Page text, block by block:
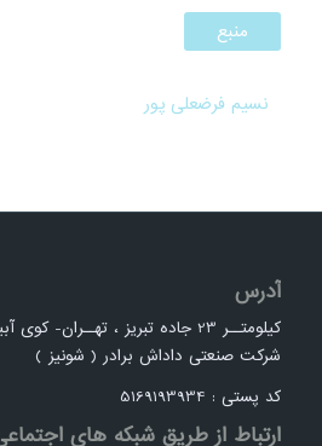
منبع
نسیم فرضعلی پور
آدرس
کیلومتــر 23 جاده تبریز ،
شرکت صنعتی داداش برادر ( شونیز )
کد پستی : 5169193934
ارتباط از طریق شبکه های